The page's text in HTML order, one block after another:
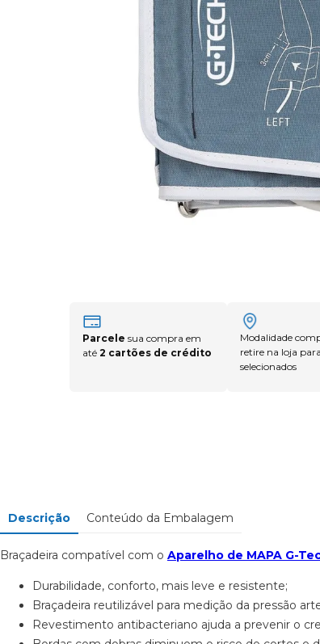
Parcele sua compra em
até 2 cartões de crédito
Modalidade
retire na loja
selecionados
Descrição Conteúdo da Embalagem
Braçadeira compatível com o Aparelho de MAPA G-
Durabilidade, conforto, mais leve e resistente;
Braçadeira reutilizável para medição da pressão
Revestimento antibacteriano ajuda a prevenir o